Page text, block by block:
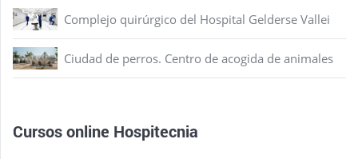
Complejo quirúrgico del Hospital Gelderse Vallei
Ciudad de perros. Centro de acogida de animales
Cursos online Hospitecnia